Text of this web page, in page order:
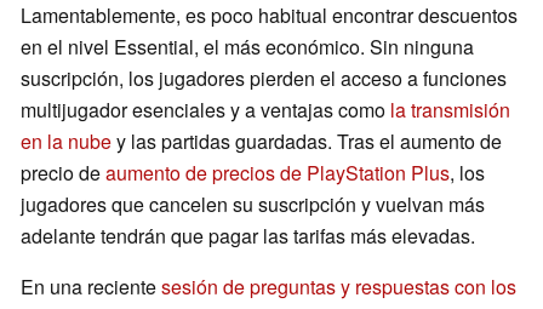
Lamentablemente, es poco habitual encontrar descuentos
en el nivel Essential, el más económico. Sin ninguna
suscripción, los jugadores pierden el acceso a funciones
multijugador esenciales y a ventajas como la transmisión
en la nubey las partidas guardadas. Tras el aumento de
precio deaumento de precios de PlayStation Plus, los
jugadores que cancelen su suscripción y vuelvan más
adelante tendrán que pagar las tarifas más elevadas.
En una recientesesión de preguntas y respuestas con los